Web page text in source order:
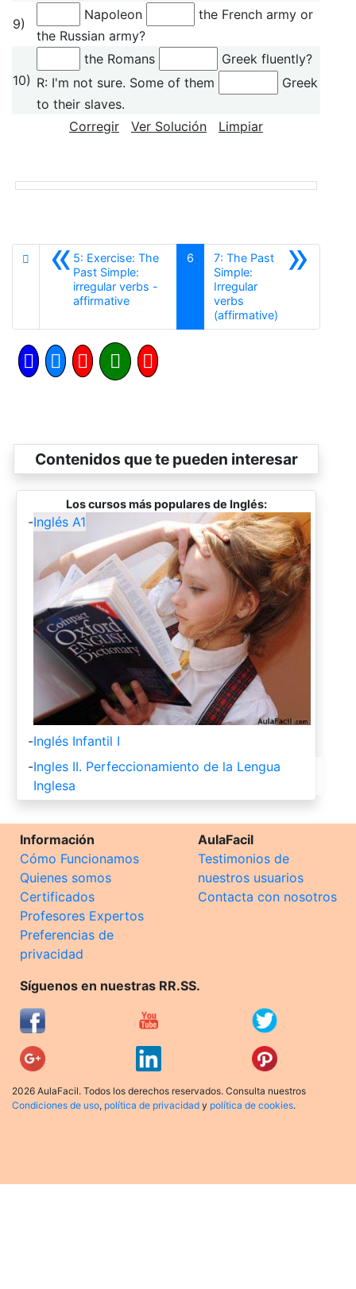
9)
Napoleon
the French army or
the Russian army?
10)
the Romans
Greek fluently?
R: I'm not sure. Some of them
Greek
to their slaves.
Corregir
Ver Solución Limpiar
«5: Exercise: The
Past Simple:
irregular verbs -
affirmativeAnterior
6 »
7: The Past
Simple:
Irregular
verbs
(affirmative)Siguiente
Contenidos que te pueden interesar
Los cursos más populares de Inglés:
-Inglés A1
-Inglés Infantil I
-Ingles II. Perfeccionamiento de la Lengua
Inglesa
Información
Cómo Funcionamos
Quienes somos
Certificados
Profesores Expertos
Preferencias de
privacidad
AulaFacil
Testimonios de
nuestros usuarios
Contacta con nosotros
Síguenos en nuestras RR.SS.
2026 AulaFacil. Todos los derechos reservados. Consulta nuestros
Condiciones de uso, política de privacidad y política de cookies.